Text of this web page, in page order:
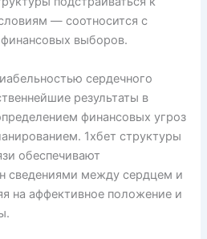
— соотносится с
выборов.
сердечного
результаты в
финансовых угроз
1хбет структуры
обеспечивают
сведениями между сердцем и
на аффективное положение и